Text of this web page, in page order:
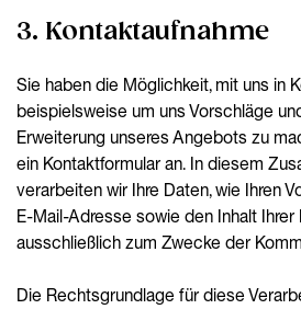
3. Kontaktaufnahme
Sie haben die Möglichkeit, mit uns in
beispielsweise um uns Vorschläge
Erweiterung unseres Angebots zu
ein Kontaktformular an. In diesem
verarbeiten wir Ihre Daten, wie Ihren
E-Mail-Adresse sowie den Inhalt Ihrer
ausschließlich zum Zwecke der
Die Rechtsgrundlage für diese